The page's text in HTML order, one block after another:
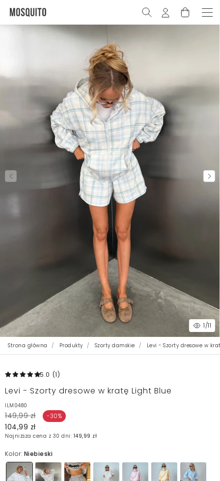
1/11
Strona główna Produkty Szorty damskie Levi - Szorty dresowe w
5.0 (1)
Levi - Szorty dresowe w kratę Light Blue
ILM0480
149,99 zł -30%
104,99 zł
Najniższa cena z 30 dni: 149,99 zł
Kolor: Niebieski